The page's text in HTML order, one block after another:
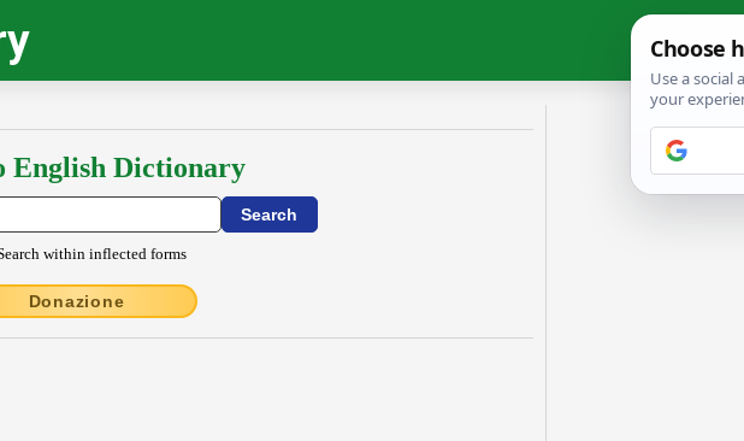
English Dictionary
within inflected forms
Donazione